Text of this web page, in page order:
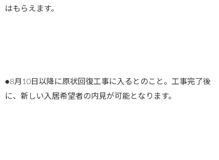
はもらえます。
●8月10日以降に原状回復工事に入るとのこと。工事完了後
に、新しい入居希望者の内見が可能となります。